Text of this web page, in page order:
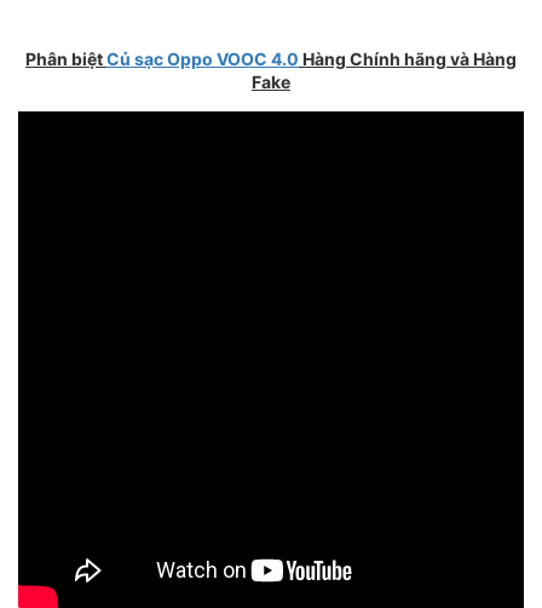
Phân biệtCủ sạc Oppo VOOC 4.0 Hàng Chính hãng và Hàng
Fake